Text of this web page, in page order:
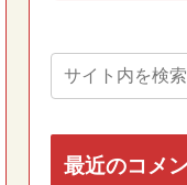
最近のコメ